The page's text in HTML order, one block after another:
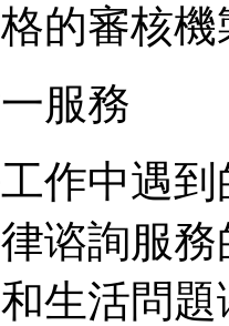
的審核
服務
作中遇
谘詢服
生活問題